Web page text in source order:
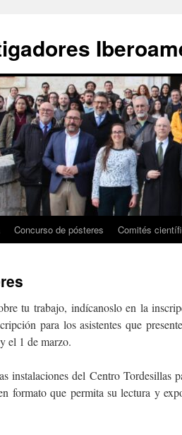
Concurso de pósteres Comités
tu trabajo, indícanoslo en la
para los asistentes que
el 1 de marzo.
instalaciones del Centro Tordesillas
formato que permita su lectura y